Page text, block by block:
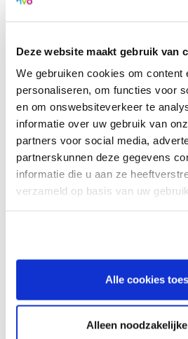
Deze website maakt gebruik van
We gebruiken cookies om content
personaliseren, om functies voor
en om onswebsiteverkeer te
informatie over uw gebruik van
partners voor social media,
partnerskunnen deze gegevens
informatie die u aan ze
verzameld op basis van uw
Alle cookies
Alleen
Werken aan welbevinden en
de leerlingen aan de pijlers van
van kinderen beter als ze
Deze middag biedt je inzicht vanuit
handvatten vanuit de praktijk van
Locatie:
Inschrijving niet meer mogelijk